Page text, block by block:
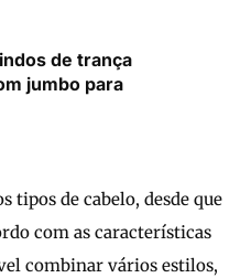
de trança
jumbo para
tipos de cabelo, desde que
com as características
combinar vários estilos,